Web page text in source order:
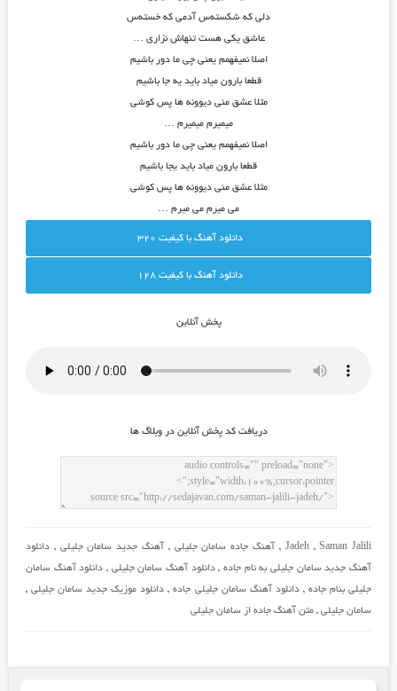
دلی که شکسته‌س آدمی که خسته‌س
عاشق یکی هست تنهاش نزاری …
اصلا نمیفهمم یعنی چی ما دور باشیم
قطعا بارون میاد باید یه جا باشیم
مثلا عشق منی دیوونه ها پس کوشی
میمیرم میمیرم …
اصلا نمیفهمم یعنی چی ما دور باشیم
قطعا بارون میاد باید یجا باشیم
مثلا عشق منی دیوونه ها پس کوشی
می میرم می میرم …
دانلود آهنگ با کيفيت 320
دانلود آهنگ با کيفيت 128
پخش آنلاين
دريافت کد پخش آنلاين در وبلاگ ها
Jadeh,Saman Jalili
, آهنگ جاده سامان جلیلی , آهنگ جدید سامان جلیلی ,دانلود
آهنگ جدید سامان جلیلی به نام جاده,دانلود آهنگ سامان جلیلی , دانلود آهنگ سامان
جلیلی بنام جاده ,دانلود آهنگ سامان جلیلی جاده, دانلود موزیک جدید سامان جلیلی ,
سامان جلیلی, متن آهنگ جاده از سامان جلیلی